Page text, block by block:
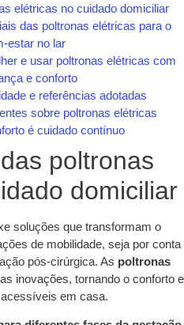
elétricas no cuidado domiciliar
das poltronas elétricas para o
estar no lar
e usar poltronas elétricas com
e conforto
e referências adotadas
sobre poltronas elétricas
é cuidado contínuo
poltronas
domiciliar
soluções que transformam o
de mobilidade, seja por conta
pós-cirúrgica. As poltronas
inovações, tornando o conforto e
em casa.